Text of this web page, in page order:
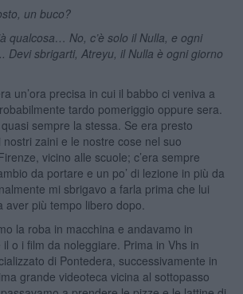
un buco?
qualcosa… No, c’è solo il Nulla, e ogni
Devi sbrigarti, Atreyu, il Nulla è ogni giorno
un’ora precisa in cui il babbo ci veniva a
tardo pomeriggio oppure sera.
sempre la stessa. Se era presto
zaini e le nostre cose nel suo
vicino alle scuole; c’era sempre
da portare e un po’ di lezione in più da
mi sbrigavo a farla prima che lui
più tempo libero dopo.
la roba in macchina e andavamo in
o i film da noleggiare. Prima in Vhs in
di Pontedera, successivamente in
grande videoteca vicina al sottopasso